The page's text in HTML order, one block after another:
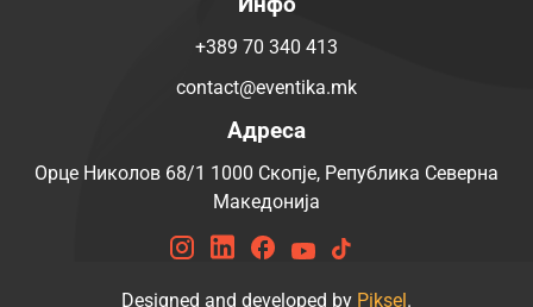
+389 70 340 413
contact@eventika.mk
Адреса
Орце Николов 68/1 1000 Скопје, Република Северна
Македонија
Designed and developed by Piksel.